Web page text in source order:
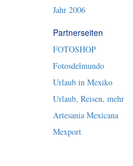
Jahr 2006
Partnerseiten
FOTOSHOP
Fotosdelmundo
Urlaub in Mexiko
Urlaub, Reisen, mehr
Artesania Mexicana
Mexport